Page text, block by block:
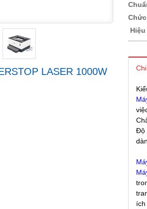
LASER 1000W
Độ
ích